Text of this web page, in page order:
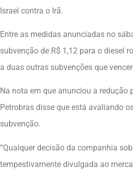
Israel contra o Irã.
Entre as medidas anunciadas no
subvenção de R$ 1,12 para o diesel
a duas outras subvenções que
Na nota em que anunciou a redução
Petrobras disse que está avaliando
subvenção.
“Qualquer decisão da companhia
tempestivamente divulgada ao